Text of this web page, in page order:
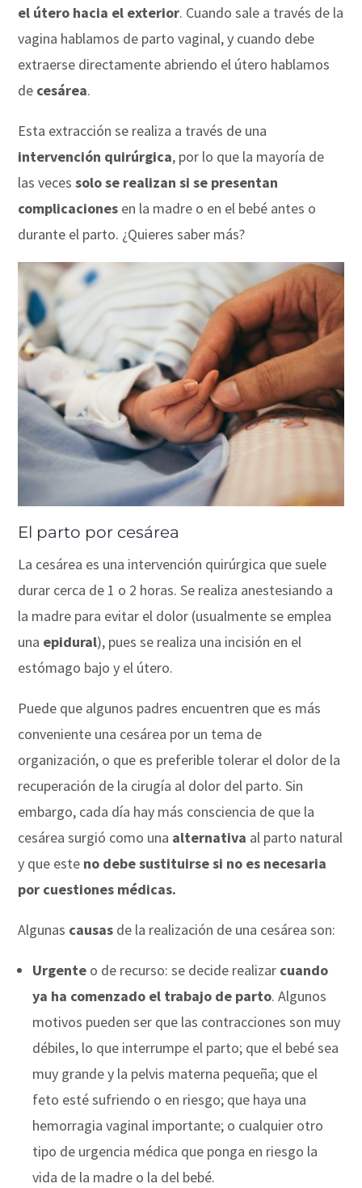
el útero hacia el exterior. Cuando sale a través de la
vagina hablamos de parto vaginal, y cuando debe
extraerse directamente abriendo el útero hablamos
de cesárea.
Esta extracción se realiza a través de una
intervención quirúrgica, por lo que la mayoría de
las vecessolo se realizan si se presentan
complicaciones en la madre o en el bebé antes o
durante el parto. ¿Quieres saber más?
El parto por cesárea
La cesárea es una intervención quirúrgica que suele
durar cerca de 1 o 2 horas. Se realiza anestesiando a
la madre para evitar el dolor (usualmente se emplea
una epidural), pues se realiza una incisión en el
estómago bajo y el útero.
Puede que algunos padres encuentren que es más
conveniente una cesárea por un tema de
organización, o que es preferible tolerar el dolor de la
recuperación de la cirugía al dolor del parto. Sin
embargo, cada día hay más consciencia de que la
cesárea surgió como una alternativa al parto natural
y que este no debe sustituirse si no es necesaria
por cuestiones médicas.
Algunas causas de la realización de una cesárea son:
Urgente o de recurso: se decide realizar cuando
ya ha comenzado el trabajo de parto. Algunos
motivos pueden ser que las contracciones son muy
débiles, lo que interrumpe el parto; que el bebé sea
muy grande y la pelvis materna pequeña; que el
feto esté sufriendo o en riesgo; que haya una
hemorragia vaginal importante; o cualquier otro
tipo de urgencia médica que ponga en riesgo la
vida de la madre o la del bebé.